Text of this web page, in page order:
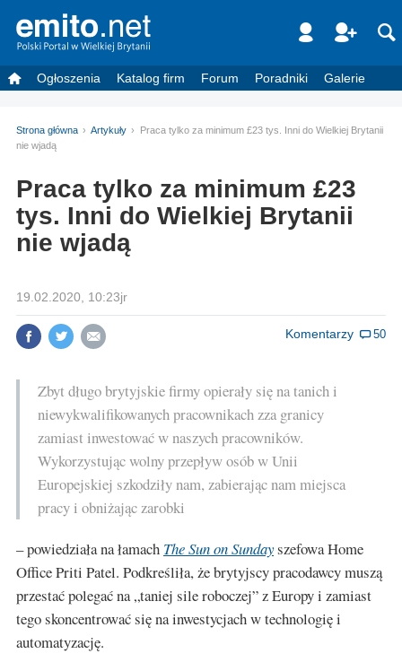
Ogłoszenia Katalog firm Forum Poradniki Galerie
Strona główna Artykuły
Praca tylko za minimum £23 tys. Inni do Wielkiej Brytanii
nie wjadą
Praca tylko za minimum £23
tys. Inni do Wielkiej Brytanii
nie wjadą
19.02.2020, 10:23jr
Komentarzy 50
Zbyt długo brytyjskie firmy opierały się na tanich i
niewykwalifikowanych pracownikach zza granicy
zamiast inwestować w naszych pracowników.
Wykorzystując wolny przepływ osób w Unii
Europejskiej szkodziły nam, zabierając nam miejsca
pracy i obniżając zarobki
– powiedziała na łamach The Sun on Sundayszefowa Home
Office Priti Patel. Podkreśliła, że brytyjscy pracodawcy muszą
przestać polegać na „taniej sile roboczej” z Europy i zamiast
tego skoncentrować się na inwestycjach w technologię i
automatyzację.